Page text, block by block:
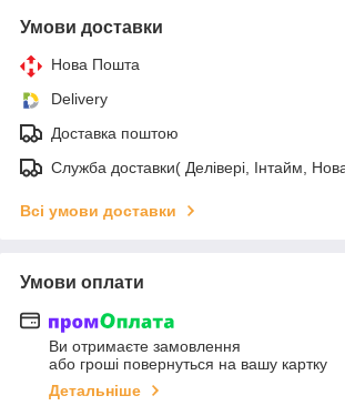
Умови доставки
Нова Пошта
Delivery
Доставка поштою
Служба доставки( Делівері, Інтайм,
Всі умови доставки
Умови оплати
Ви отримаєте замовлення
або гроші повернуться на вашу картку
Детальніше